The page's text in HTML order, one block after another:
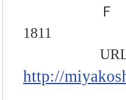
Ｆ Ａ
1811
URL
http://